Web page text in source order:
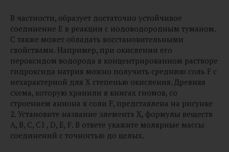
В частности, образует достаточно устойчивое
соединение E в реакции с иодоводородным туманом.
C также может обладать восстановительными
свойствами. Например, при окислении его
пероксидом водорода в концентрированном растворе
гидроксида натрия можно получить среднюю соль F с
нехарактерной для X степенью окисления. Древняя
схема, которую хранили в книгах гномов, со
строением аниона в соли F, представлена на рисунке
2. Установите название элемента X, формулы веществ
A, B, C, C1 , D, E, F. В ответе укажите молярные массы
соединений с точностью до целых.